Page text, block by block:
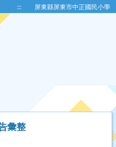
::: 屏東縣屏東市中正國民小學
彙整